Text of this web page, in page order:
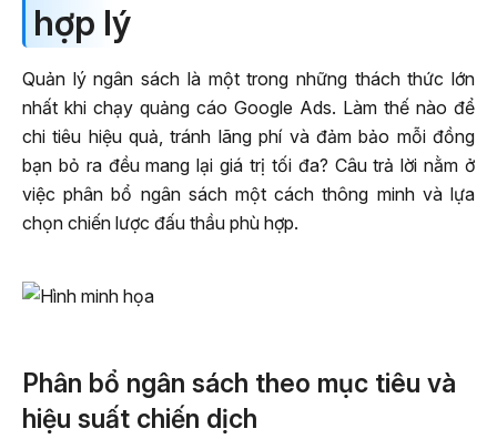
hợp lý
Quản lý ngân sách là một trong những thách thức lớn
nhất khi chạy quảng cáo Google Ads. Làm thế nào để
chi tiêu hiệu quả, tránh lãng phí và đảm bảo mỗi đồng
bạn bỏ ra đều mang lại giá trị tối đa? Câu trả lời nằm ở
việc phân bổ ngân sách một cách thông minh và lựa
chọn chiến lược đấu thầu phù hợp.
Phân bổ ngân sách theo mục tiêu và
hiệu suất chiến dịch